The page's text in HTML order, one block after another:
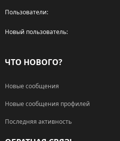
Пользователи
Новый пользователь
ЧТО НОВОГО?
Новые сообщения
Новые сообщения профилей
Последняя активность